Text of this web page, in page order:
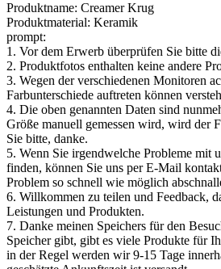
Produktname: Creamer Krug
Produktmaterial: Keramik
prompt:
1. Vor dem Erwerb überprüfen Sie bitte
2. Produktfotos enthalten keine andere
3. Wegen der verschiedenen Monitoren
Farbunterschiede auftreten können
4. Die oben genannten Daten sind
Größe manuell gemessen wird, wird der
Sie bitte, danke.
5. Wenn Sie irgendwelche Probleme mit
finden, können Sie uns per E-Mail
Problem so schnell wie möglich
6. Willkommen zu teilen und Feedback,
Leistungen und Produkten.
7. Danke meinen Speichers für den
Speicher gibt, gibt es viele Produkte für
in der Regel werden wir 9-15 Tage